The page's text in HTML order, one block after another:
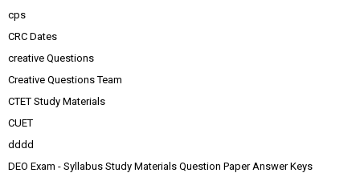
cps
CRC Dates
creative Questions
Creative Questions Team
CTET Study Materials
CUET
dddd
DEO Exam - Syllabus Study Materials Question Paper Answer Keys